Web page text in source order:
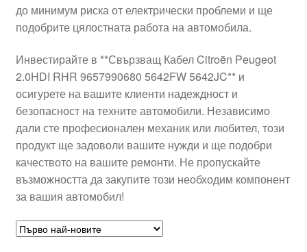
Разгледайте
Транспорт
до минимум риска от електрически проблеми и ще
подобрите цялостната работа на автомобила.
Инвестирайте в **Свързващ Кабел Citroën Peugeot
2.0HDI RHR 9657990680 5642FW 5642JC** и
осигурете на вашите клиенти надеждност и
безопасност на техните автомобили. Независимо
дали сте професионален механик или любител, този
продукт ще задоволи вашите нужди и ще подобри
качеството на вашите ремонти. Не пропускайте
възможността да закупите този необходим компонент
за вашия автомобил!